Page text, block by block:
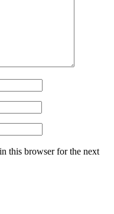
this browser for the next